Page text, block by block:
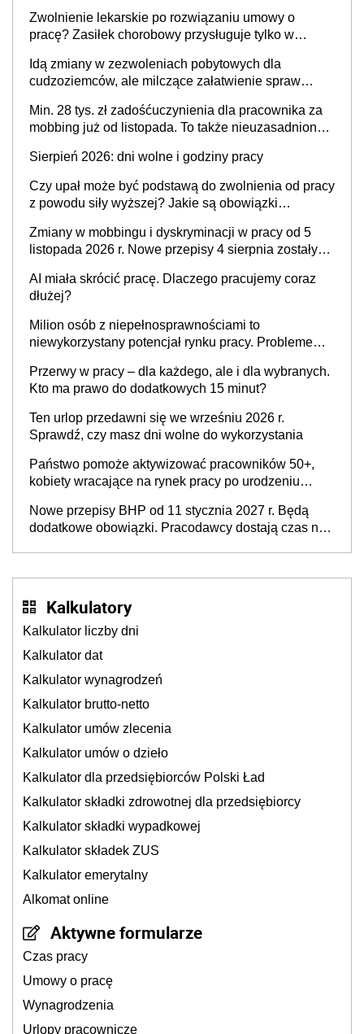
Zwolnienie lekarskie po rozwiązaniu umowy o
pracę? Zasiłek chorobowy przysługuje tylko w
stosunku pracy
Idą zmiany w zezwoleniach pobytowych dla
cudzoziemców, ale milczące załatwienie spraw
Min. 28 tys. zł zadośćuczynienia dla pracownika za
mobbing już od listopada. To także nieuzasadniona
Sierpień 2026: dni wolne i godziny pracy
Czy upał może być podstawą do zwolnienia od pracy
z powodu siły wyższej? Jakie są obowiązki
Zmiany w mobbingu i dyskryminacji w pracy od 5
listopada 2026 r. Nowe przepisy 4 sierpnia zostały
AI miała skrócić pracę. Dlaczego pracujemy coraz
dłużej?
Milion osób z niepełnosprawnościami to
niewykorzystany potencjał rynku pracy. Problemem
refundacji, ale bariery po stronie systemu i
świadomości pracodawców [WYWIAD]
Przerwy w pracy – dla każdego, ale i dla wybranych.
Kto ma prawo do dodatkowych 15 minut?
Ten urlop przedawni się we wrześniu 2026 r.
Sprawdź, czy masz dni wolne do wykorzystania
Państwo pomoże aktywizować pracowników 50+,
kobiety wracające na rynek pracy po urodzeniu
neuroatypowe. Powstanie Fundusz na rzecz
Inkluzywności w Zatrudnianiu?
Nowe przepisy BHP od 11 stycznia 2027 r. Będą
dodatkowe obowiązki. Pracodawcy dostają czas na
Kalkulatory
Kalkulator liczby dni
Kalkulator dat
Kalkulator wynagrodzeń
Kalkulator brutto-netto
Kalkulator umów zlecenia
Kalkulator umów o dzieło
Kalkulator dla przedsiębiorców Polski Ład
Kalkulator składki zdrowotnej dla przedsiębiorcy
Kalkulator składki wypadkowej
Kalkulator składek ZUS
Kalkulator emerytalny
Alkomat online
Aktywne formularze
Czas pracy
Umowy o pracę
Wynagrodzenia
Urlopy pracownicze